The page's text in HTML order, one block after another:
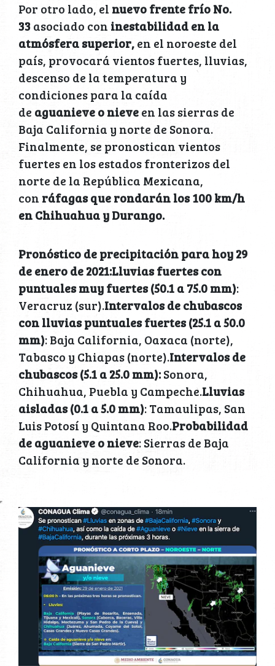
Por otro lado, el nuevo frente frío No.
33 asociado con inestabilidad en la
atmósfera superior,en el noroeste del
país, provocará vientos fuertes, lluvias,
descenso de la temperatura y
condiciones para la caída
de aguanieveonieveen las sierras de
Baja California y norte de Sonora.
Finalmente, se pronostican vientos
fuertes en los estados fronterizos del
norte de la República Mexicana,
con ráfagas que rondarán los 100 km/h
en Chihuahua y Durango.
Pronóstico de precipitación para hoy 29
de enero de 2021:Lluvias fuertes con
puntuales muy fuertes (50.1 a 75.0 mm):
Veracruz (sur).Intervalos de chubascos
con lluvias puntuales fuertes (25.1 a 50.0
mm): Baja California, Oaxaca (norte),
Tabasco y Chiapas (norte).Intervalos de
chubascos (5.1 a 25.0 mm):Sonora,
Chihuahua, Puebla y Campeche.Lluvias
aisladas (0.1 a 5.0 mm): Tamaulipas, San
Luis Potosí y Quintana Roo.Probabilidad
de aguanieve o nieve: Sierras de Baja
California y norte de Sonora.